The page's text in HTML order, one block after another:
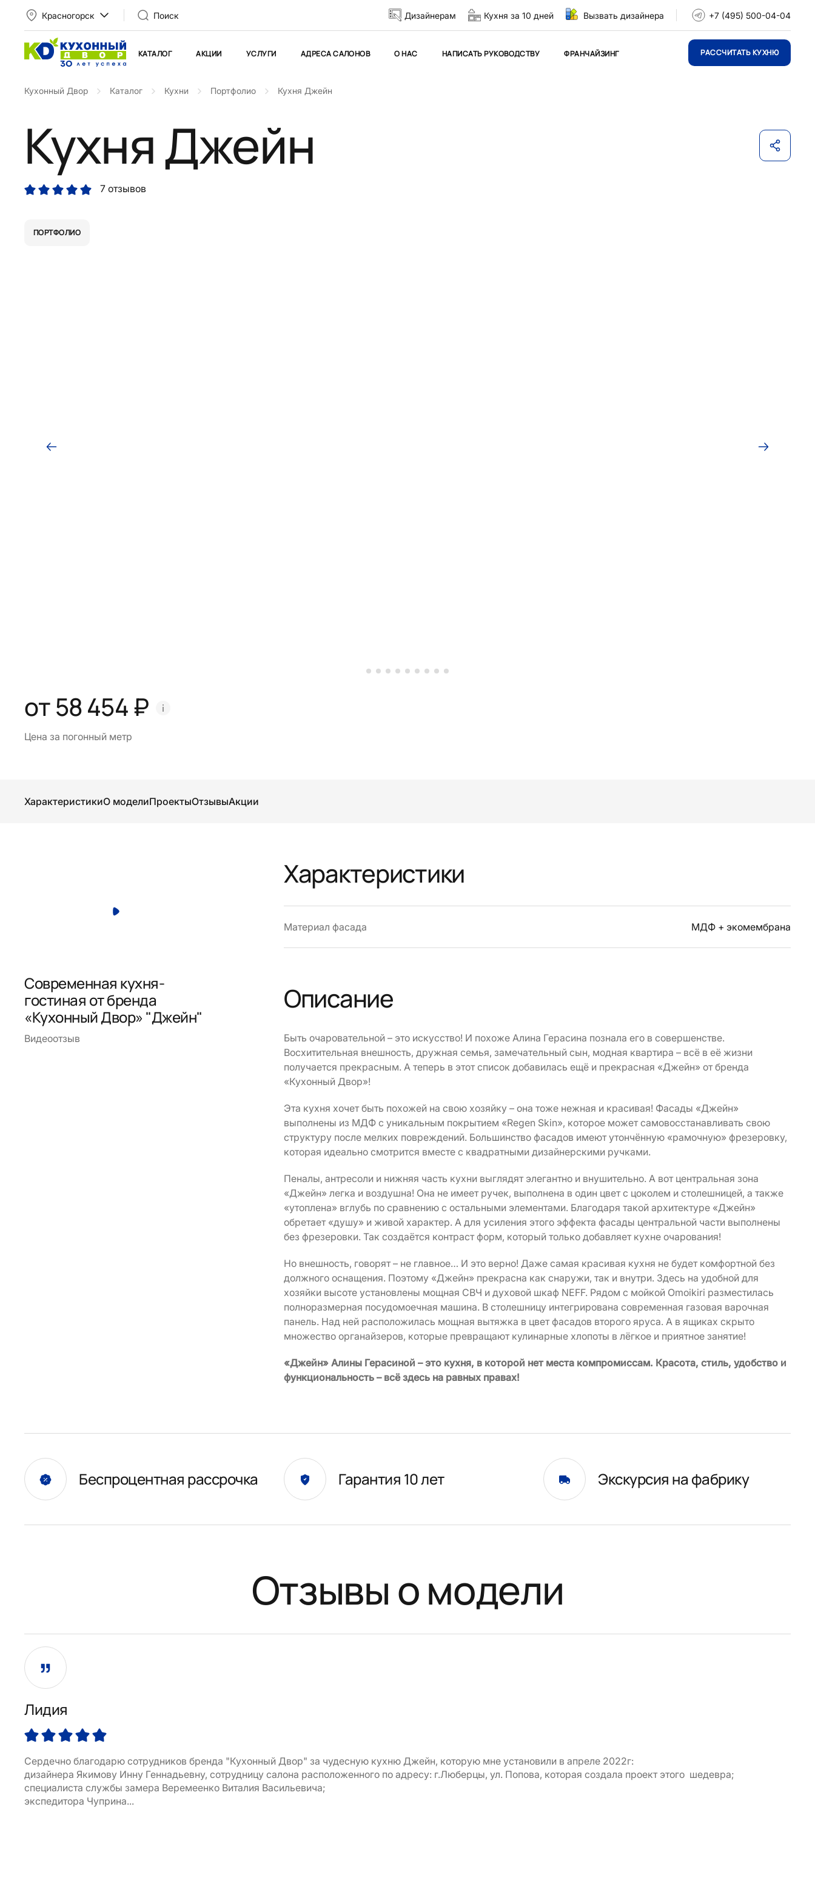
Красногорск Поиск Дизайнерам Кухня за 10 дней Вызвать дизайнера +7 (495) 500-04-04
КАТАЛОГ АКЦИИ УСЛУГИ АДРЕСА САЛОНОВ О НАС НАПИСАТЬ РУКОВОДСТВУ ФРАНЧАЙЗИНГ РАССЧИТАТЬ КУХНЮ
Кухонный Двор Каталог Кухни Портфолио Кухня Джейн
Кухня Джейн
7 отзывов
ПОРТФОЛИО
от 58 454 ₽
Цена за погонный метр
ХарактеристикиО моделиПроектыОтзывыАкции
Современная кухня-
гостиная от бренда
«Кухонный Двор» "Джейн"
Видеоотзыв
Характеристики
Материал фасада МДФ + экомембрана
Описание
Быть очаровательной – это искусство! И похоже Алина Герасина познала его в совершенстве.
Восхитительная внешность, дружная семья, замечательный сын, модная квартира – всё в её жизни
получается прекрасным. А теперь в этот список добавилась ещё и прекрасная «Джейн» от бренда
«Кухонный Двор»!
Эта кухня хочет быть похожей на свою хозяйку – она тоже нежная и красивая! Фасады «Джейн»
выполнены из МДФ с уникальным покрытием «Regen Skin», которое может самовосстанавливать свою
структуру после мелких повреждений. Большинство фасадов имеют утончённую «рамочную» фрезеровку,
которая идеально смотрится вместе с квадратными дизайнерскими ручками.
Пеналы, антресоли и нижняя часть кухни выглядят элегантно и внушительно. А вот центральная зона
«Джейн» легка и воздушна! Она не имеет ручек, выполнена в один цвет с цоколем и столешницей, а также
«утоплена» вглубь по сравнению с остальными элементами. Благодаря такой архитектуре «Джейн»
обретает «душу» и живой характер. А для усиления этого эффекта фасады центральной части выполнены
без фрезеровки. Так создаётся контраст форм, который только добавляет кухне очарования!
Но внешность, говорят – не главное… И это верно! Даже самая красивая кухня не будет комфортной без
должного оснащения. Поэтому «Джейн» прекрасна как снаружи, так и внутри. Здесь на удобной для
хозяйки высоте установлены мощная СВЧ и духовой шкаф NEFF. Рядом с мойкой Omoikiri разместилась
полноразмерная посудомоечная машина. В столешницу интегрирована современная газовая варочная
панель. Над ней расположилась мощная вытяжка в цвет фасадов второго яруса. А в ящиках скрыто
множество органайзеров, которые превращают кулинарные хлопоты в лёгкое и приятное занятие!
«Джейн» Алины Герасиной – это кухня, в которой нет места компромиссам. Красота, стиль, удобство и
функциональность – всё здесь на равных правах!
Беспроцентная рассрочка Гарантия 10 лет Экскурсия на фабрику
Отзывы о модели
Лидия
Сердечно благодарю сотрудников бренда "Кухонный Двор" за чудесную кухню Джейн, которую мне установили в апреле 2022г:
дизайнера Якимову Инну Геннадьевну, сотрудницу салона расположенного по адресу: г.Люберцы, ул. Попова, которая создала проект этого шедевра;
специалиста службы замера Веремеенко Виталия Васильевича;
экспедитора Чуприна...